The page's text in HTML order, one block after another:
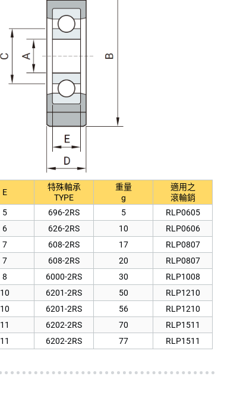
E
特殊軸承
TYPE
重量
g
適用之
滾輪銷
5 696-2RS 5
RLP0605
6 626-2RS 10
RLP0606
7 608-2RS 17
RLP0807
7 608-2RS 20
RLP0807
8 6000-2RS 30
RLP1008
10 6201-2RS 50
RLP1210
10 6201-2RS 56
RLP1210
11 6202-2RS 70
RLP1511
11 6202-2RS 77 RLP1511